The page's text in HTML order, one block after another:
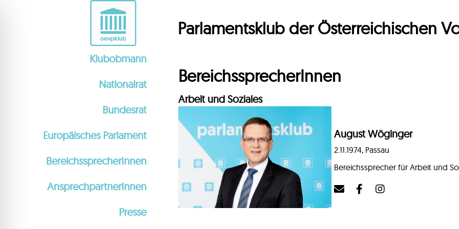
Parlamentsklub der Österreichischen
Klubobmann
Nationalrat
Bundesrat
Europäisches Parlament
BereichssprecherInnen
AnsprechpartnerInnen
Presse
BereichssprecherInnen
Arbeit und Soziales
August Wöginger
2.11.1974, Passau
Bereichssprecher für Arbeit und
Modus